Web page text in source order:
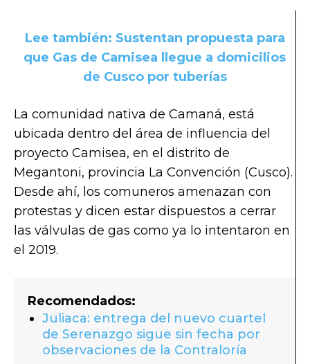
Lee también: Sustentan propuesta para
que Gas de Camisea llegue a domicilios
de Cusco por tuberías
La comunidad nativa de Camaná, está
ubicada dentro del área de influencia del
proyecto Camisea, en el distrito de
Megantoni, provincia La Convención (Cusco).
Desde ahí, los comuneros amenazan con
protestas y dicen estar dispuestos a cerrar
las válvulas de gas como ya lo intentaron en
el 2019.
Recomendados:
Juliaca: entrega del nuevo cuartel
de Serenazgo sigue sin fecha por
observaciones de la Contraloría